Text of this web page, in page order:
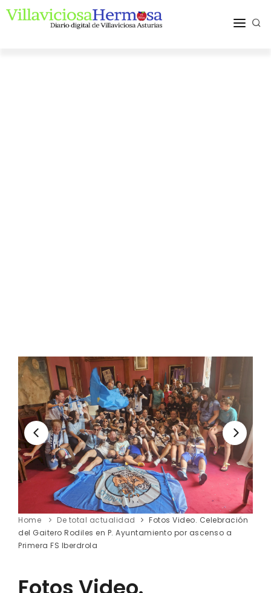
Home De total actualidad
Fotos Video. Celebración
del Gaitero Rodiles en P. Ayuntamiento por ascenso a
Primera FS Iberdrola